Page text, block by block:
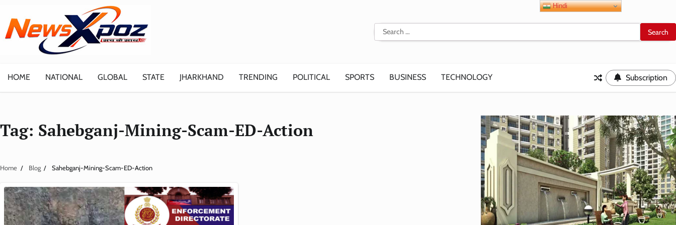
content
Search
for:
HOME NATIONAL GLOBAL STATE JHARKHAND TRENDING POLITICAL SPORTS BUSINESS TECHNOLOGY Subscription
Tag: Sahebganj-Mining-Scam-ED-Action
Home Blog Sahebganj-Mining-Scam-ED-Action
Hindi